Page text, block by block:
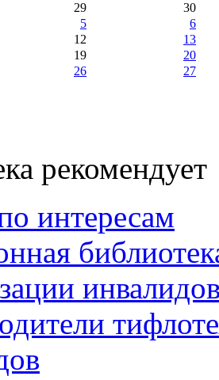
29
30
5
6
12
13
19
20
26 27
рекомендует
интересам